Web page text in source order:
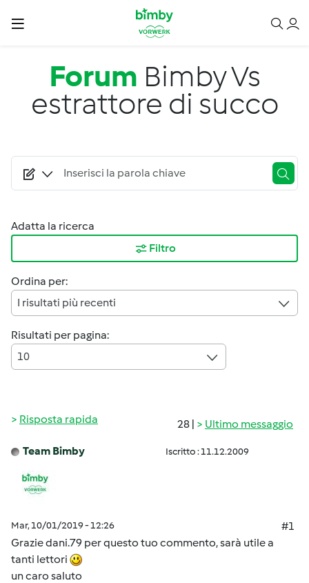
Salta al contenuto principale
Forum Bimby Vs
estrattore di succo
Adatta la ricerca
Filtro
Ordina per:
I risultati più recenti
Risultati per pagina:
10
28 | Ultimo messaggio
Risposta rapida
Team Bimby Iscritto : 11.12.2009
Mar, 10/01/2019 - 12:26
#1
Grazie dani.79 per questo tuo commento, sarà utile a
tanti lettori
un caro saluto